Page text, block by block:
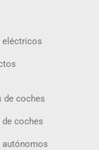
eléctricos
de coches
coches
autónomos